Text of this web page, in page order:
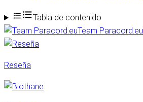
Tabla de contenido
Team Paracord.eu
Reseña